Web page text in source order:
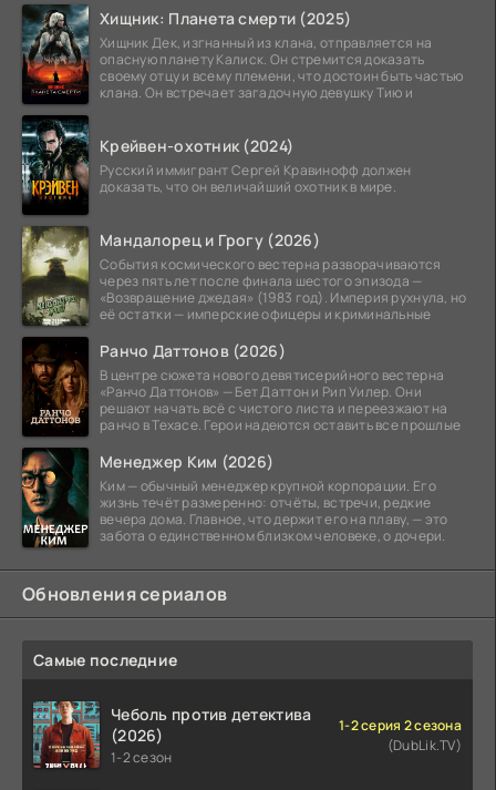
Хищник: Планета смерти (2025)
Хищник Дек, изгнанный из клана, отправляется на
опасную планету Калиск. Он стремится доказать
своему отцу и всему племени, что достоин быть частью
клана. Он встречает загадочную девушку Тию и
Крейвен-охотник (2024)
Русский иммигрант Сергей Кравинофф должен
доказать, что он величайший охотник в мире.
Мандалорец и Грогу (2026)
События космического вестерна разворачиваются
через пять лет после финала шестого эпизода —
«Возвращение джедая» (1983 год). Империя рухнула, но
её остатки — имперские офицеры и криминальные
Ранчо Даттонов (2026)
В центре сюжета нового девятисерийного вестерна
«Ранчо Даттонов» — Бет Даттон и Рип Уилер. Они
решают начать всё с чистого листа и переезжают на
ранчо в Техасе. Герои надеются оставить все прошлые
Менеджер Ким (2026)
Ким — обычный менеджер крупной корпорации. Его
жизнь течёт размеренно: отчёты, встречи, редкие
вечера дома. Главное, что держит его на плаву, — это
забота о единственном близком человеке, о дочери.
Обновления сериалов
Самые последние
Чеболь против детектива
(2026)
1-2 сезон
1-2 серия 2 сезона
(DubLik.TV)